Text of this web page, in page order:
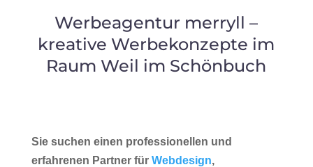
Werbeagentur merryll –
kreative Werbekonzepte im
Raum Weil im Schönbuch
Sie suchen einen professionellen und
erfahrenen Partner für Webdesign,